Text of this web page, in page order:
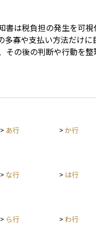
書は税負担の発生を可
多寡や支払い方法だけ
の後の判断や行動を整
> あ行 >か行
> な行 > は行
> ら行 > わ行